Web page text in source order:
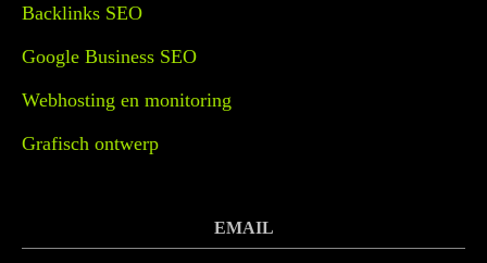
Backlinks SEO
Google Business SEO
Webhosting en monitoring
Grafisch ontwerp
EMAIL